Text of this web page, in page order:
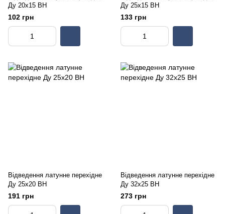
Ду 20х15 ВН
102 грн
Ду 25х15 ВН
133 грн
Відведення латунне перехідне
Ду 25х20 ВН
191 грн
Відведення латунне перехідне
Ду 32х25 ВН
273 грн